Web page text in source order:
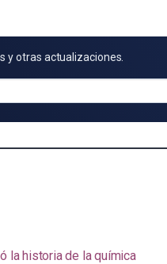
y otras actualizaciones.
la historia de la química